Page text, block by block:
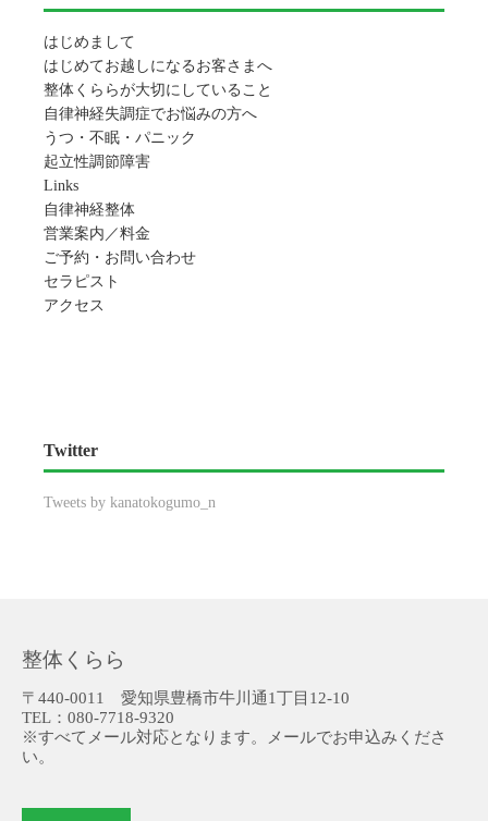
はじめまして
はじめてお越しになるお客さまへ
整体くららが大切にしていること
自律神経失調症でお悩みの方へ
うつ・不眠・パニック
起立性調節障害
Links
自律神経整体
営業案内／料金
ご予約・お問い合わせ
セラピスト
アクセス
Twitter
Tweets by kanatokogumo_n
整体くらら
〒440-0011 愛知県豊橋市牛川通1丁目12-10
TEL：080-7718-9320
※すべてメール対応となります。メールでお申込みくださ
い。